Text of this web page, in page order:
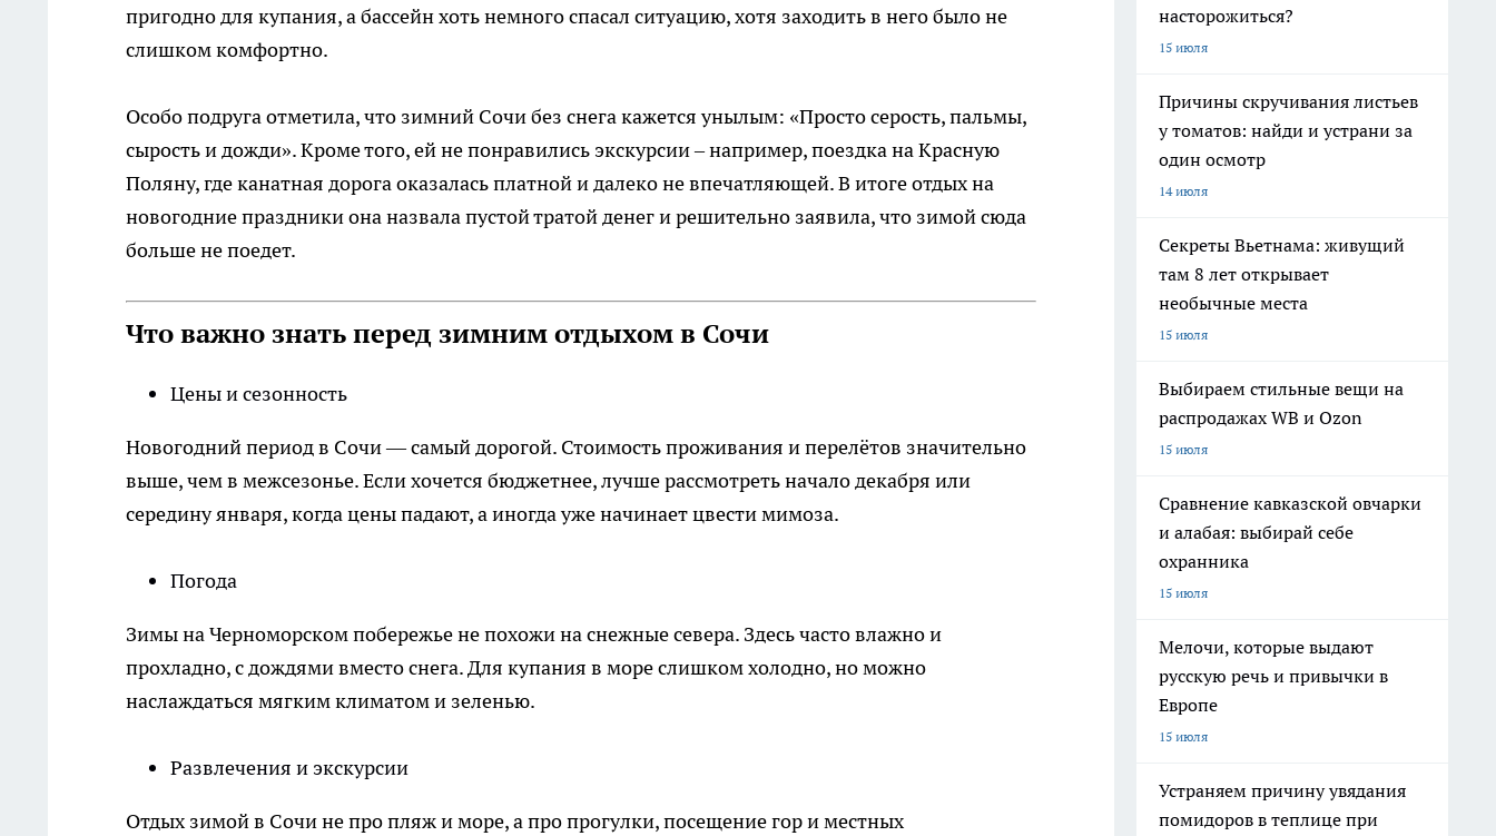
пригодно для купания, а бассейн хоть немного спасал ситуацию, хотя заходить в него было не
слишком комфортно.
Особо подруга отметила, что зимний Сочи без снега кажется унылым: «Просто серость, пальмы,
сырость и дожди». Кроме того, ей не понравились экскурсии – например, поездка на Красную
Поляну, где канатная дорога оказалась платной и далеко не впечатляющей. В итоге отдых на
новогодние праздники она назвала пустой тратой денег и решительно заявила, что зимой сюда
больше не поедет.
Что важно знать перед зимним отдыхом в Сочи
Цены и сезонность
Новогодний период в Сочи — самый дорогой. Стоимость проживания и перелётов значительно
выше, чем в межсезонье. Если хочется бюджетнее, лучше рассмотреть начало декабря или
середину января, когда цены падают, а иногда уже начинает цвести мимоза.
Погода
Зимы на Черноморском побережье не похожи на снежные севера. Здесь часто влажно и
прохладно, с дождями вместо снега. Для купания в море слишком холодно, но можно
наслаждаться мягким климатом и зеленью.
Развлечения и экскурсии
Отдых зимой в Сочи не про пляж и море, а про прогулки, посещение гор и местных
насторожиться?
15 июля
Причины скручивания листьев
у томатов: найди и устрани за
один осмотр
14 июля
Секреты Вьетнама: живущий
там 8 лет открывает
необычные места
15 июля
Выбираем стильные вещи на
распродажах WB и Ozon
15 июля
Сравнение кавказской овчарки
и алабая: выбирай себе
охранника
15 июля
Мелочи, которые выдают
русскую речь и привычки в
Европе
15 июля
Устраняем причину увядания
помидоров в теплице при